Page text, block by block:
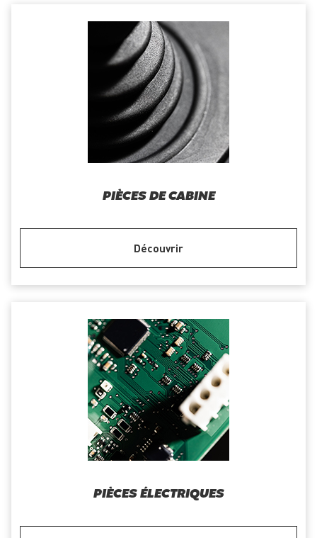
PIÈCES DE CABINE
Découvrir
PIÈCES ÉLECTRIQUES